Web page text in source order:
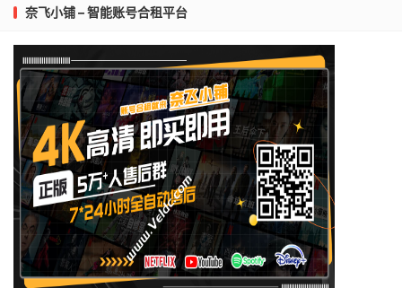
奈飞小铺 – 智能账号合租平台